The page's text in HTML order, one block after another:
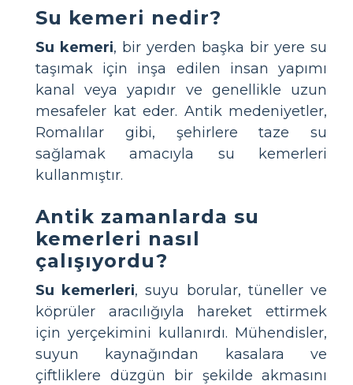
Su kemeri nedir?
Su kemeri, bir yerden başka bir yere su
taşımak için inşa edilen insan yapımı
kanal veya yapıdır ve genellikle uzun
mesafeler kat eder. Antik medeniyetler,
Romalılar gibi, şehirlere taze su
sağlamak amacıyla su kemerleri
kullanmıştır.
Antik zamanlarda su
kemerleri nasıl
çalışıyordu?
Su kemerleri, suyu borular, tüneller ve
köprüler aracılığıyla hareket ettirmek
için yerçekimini kullanırdı. Mühendisler,
suyun kaynağından kasalara ve
çiftliklere düzgün bir şekilde akmasını